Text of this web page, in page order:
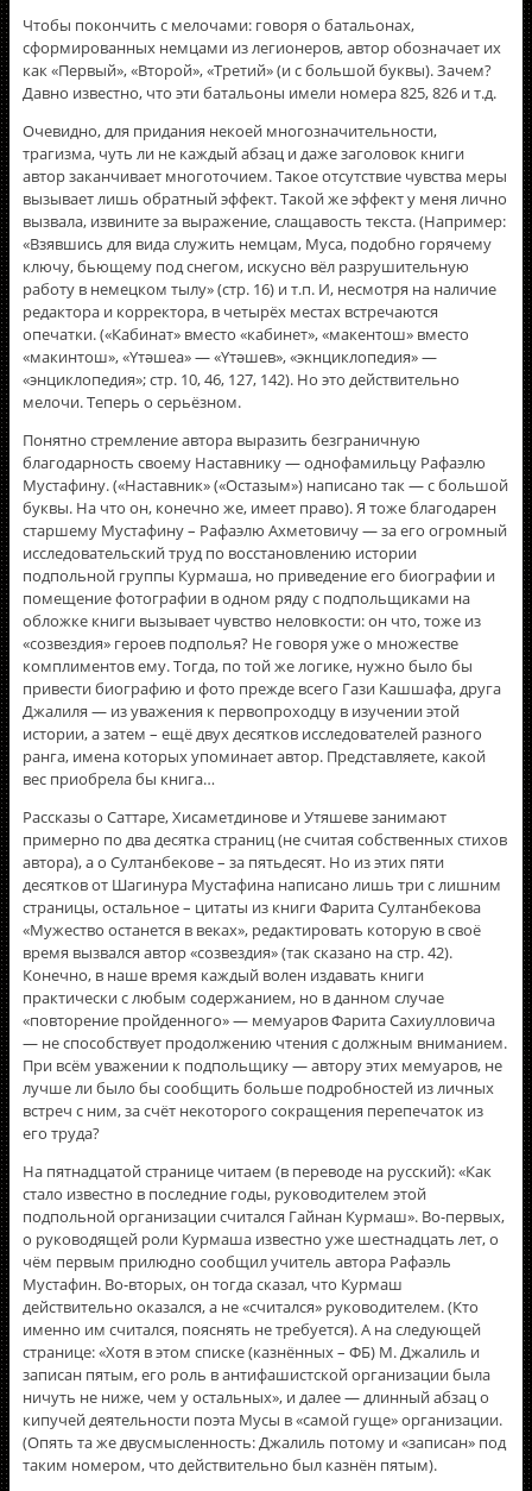
Чтобы покончить с мелочами: говоря о батальонах,
сформированных немцами из легионеров, автор обозначает их
как «Первый», «Второй», «Третий» (и с большой буквы). Зачем?
Давно известно, что эти батальоны имели номера 825, 826 и т.д.
Очевидно, для придания некоей многозначительности,
трагизма, чуть ли не каждый абзац и даже заголовок книги
автор заканчивает многоточием. Такое отсутствие чувства меры
вызывает лишь обратный эффект. Такой же эффект у меня лично
вызвала, извините за выражение, слащавость текста. (Например:
«Взявшись для вида служить немцам, Муса, подобно горячему
ключу, бьющему под снегом, искусно вёл разрушительную
работу в немецком тылу» (стр. 16) и т.п. И, несмотря на наличие
редактора и корректора, в четырёх местах встречаются
опечатки. («Кабинат» вместо «кабинет», «макентош» вместо
«макинтош», «Үтәшеа» — «Үтәшев», «экнциклопедия» —
«энциклопедия»; стр. 10, 46, 127, 142). Но это действительно
мелочи. Теперь о серьёзном.
Понятно стремление автора выразить безграничную
благодарность своему Наставнику — однофамильцу Рафаэлю
Мустафину. («Наставник» («Остазым») написано так — с большой
буквы. На что он, конечно же, имеет право). Я тоже благодарен
старшему Мустафину – Рафаэлю Ахметовичу — за его огромный
исследовательский труд по восстановлению истории
подпольной группы Курмаша, но приведение его биографии и
помещение фотографии в одном ряду с подпольщиками на
обложке книги вызывает чувство неловкости: он что, тоже из
«созвездия» героев подполья? Не говоря уже о множестве
комплиментов ему. Тогда, по той же логике, нужно было бы
привести биографию и фото прежде всего Гази Кашшафа, друга
Джалиля — из уважения к первопроходцу в изучении этой
истории, а затем – ещё двух десятков исследователей разного
ранга, имена которых упоминает автор. Представляете, какой
вес приобрела бы книга…
Рассказы о Саттаре, Хисаметдинове и Утяшеве занимают
примерно по два десятка страниц (не считая собственных стихов
автора), а о Султанбекове – за пятьдесят. Но из этих пяти
десятков от Шагинура Мустафина написано лишь три с лишним
страницы, остальное – цитаты из книги Фарита Султанбекова
«Мужество останется в веках», редактировать которую в своё
время вызвался автор «созвездия» (так сказано на стр. 42).
Конечно, в наше время каждый волен издавать книги
практически с любым содержанием, но в данном случае
«повторение пройденного» — мемуаров Фарита Сахиулловича
— не способствует продолжению чтения с должным вниманием.
При всём уважении к подпольщику — автору этих мемуаров, не
лучше ли было бы сообщить больше подробностей из личных
встреч с ним, за счёт некоторого сокращения перепечаток из
его труда?
На пятнадцатой странице читаем (в переводе на русский): «Как
стало известно в последние годы, руководителем этой
подпольной организации считался Гайнан Курмаш». Во-первых,
о руководящей роли Курмаша известно уже шестнадцать лет, о
чём первым прилюдно сообщил учитель автора Рафаэль
Мустафин. Во-вторых, он тогда сказал, что Курмаш
действительно оказался, а не «считался» руководителем. (Кто
именно им считался, пояснять не требуется). А на следующей
странице: «Хотя в этом списке (казнённых – ФБ) М. Джалиль и
записан пятым, его роль в антифашистской организации была
ничуть не ниже, чем у остальных», и далее — длинный абзац о
кипучей деятельности поэта Мусы в «самой гуще» организации.
(Опять та же двусмысленность: Джалиль потому и «записан» под
таким номером, что действительно был казнён пятым).